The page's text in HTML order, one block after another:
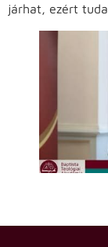
járhat, ezért